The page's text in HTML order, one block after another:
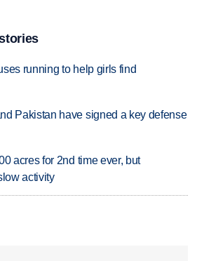
running to help girls find
Pakistan have signed a key defense
acres for 2nd time ever, but
activity